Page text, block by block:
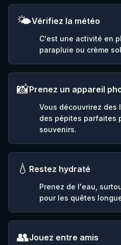
🌤️Vérifiez la météo
C'est une activité en
parapluie ou crème
📸Prenez un appareil
Vous découvrirez des
des pépites parfaites
souvenirs.
💧 Restez hydraté
Prenez de l'eau,
pour les quêtes
👥Jouez entre amis